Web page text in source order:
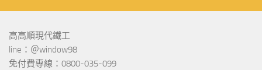
高高順現代鐵工
line：＠window98
免付費專線：0800-035-099